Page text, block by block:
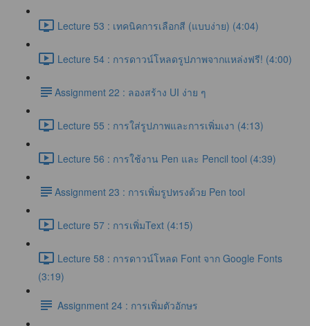
Lecture 53 : เทคนิคการเลือกสี (แบบง่าย) (4:04)
Lecture 54 : การดาวน์โหลดรูปภาพจากแหล่งฟรี! (4:00)
​Assignment 22 : ลองสร้าง UI ง่าย ๆ
Lecture 55 : การใส่รูปภาพและการเพิ่มเงา (4:13)
Lecture 56 : การใช้งาน Pen และ Pencil tool (4:39)
​Assignment 23 : การเพิ่มรูปทรงด้วย Pen tool
Lecture 57 : การเพิ่มText (4:15)
Lecture 58 : การดาวน์โหลด Font จาก Google Fonts
(3:19)
Assignment 24 : การเพิ่มตัวอักษร